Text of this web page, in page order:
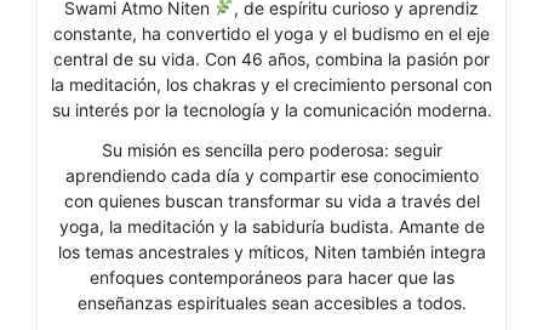
Swami Atmo Niten
, de espíritu curioso y aprendiz
constante, ha convertido el yoga y el budismo en el eje
central de su vida. Con 46 años, combina la pasión por
la meditación, los chakras y el crecimiento personal con
su interés por la tecnología y la comunicación moderna.
Su misión es sencilla pero poderosa: seguir
aprendiendo cada día y compartir ese conocimiento
con quienes buscan transformar su vida a través del
yoga, la meditación y la sabiduría budista. Amante de
los temas ancestrales y míticos, Niten también integra
enfoques contemporáneos para hacer que las
enseñanzas espirituales sean accesibles a todos.